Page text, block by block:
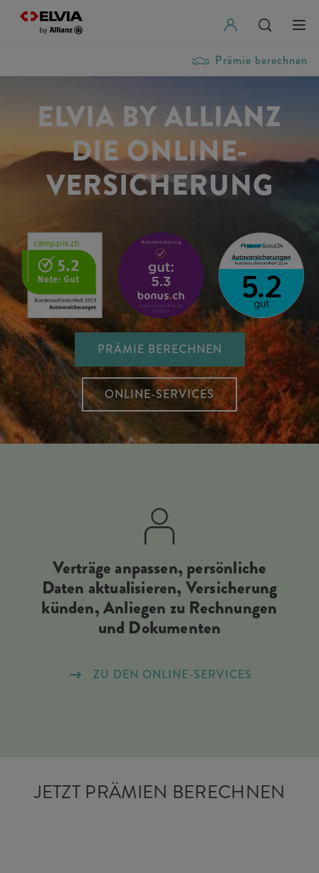
Prämie berechnen
ELVIA BY ALLIANZ
DIE ONLINE-
VERSICHERUNG
PRÄMIE BERECHNEN
ONLINE-SERVICES
Verträge anpassen, persönliche
Daten aktualisieren, Versicherung
künden, Anliegen zu Rechnungen
und Dokumenten
ZU DEN ONLINE-SERVICES
JETZT PRÄMIEN BERECHNEN